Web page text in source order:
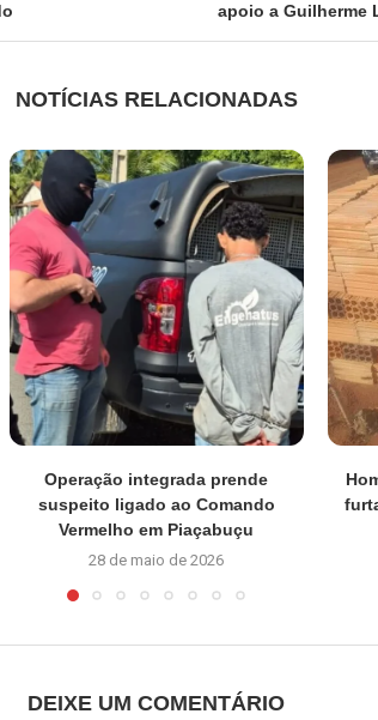
apoio a Guilherme
NOTÍCIAS RELACIONADAS
Operação integrada prende
suspeito ligado ao Comando
Vermelho em Piaçabuçu
28 de maio de 2026
DEIXE UM COMENTÁRIO